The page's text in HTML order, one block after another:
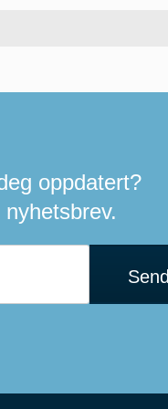
oppdatert?
Send